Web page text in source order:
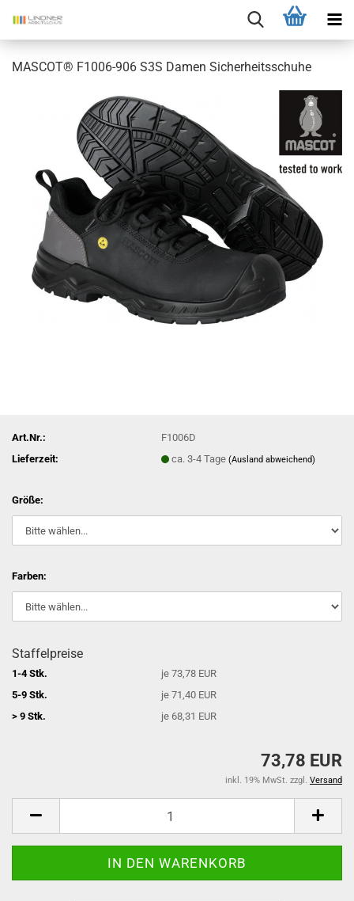
MASCOT® F1006-906 S3S Damen Sicherheitsschuhe
Art.Nr.:
F1006D
Lieferzeit:
ca. 3-4 Tage(Ausland abweichend)
Größe:
Farben:
Staffelpreise
1-4 Stk.
je 73,78 EUR
5-9 Stk.
je 71,40 EUR
> 9 Stk.
je 68,31 EUR
73,78 EUR
inkl. 19% MwSt. zzgl. Versand